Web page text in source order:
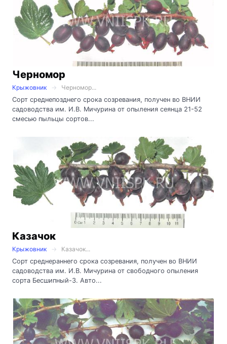
Черномор
Крыжовник
Черномор...
Сорт среднепозднего срока созревания, получен во ВНИИ
садоводства им. И.В. Мичурина от опыления сеянца 21-52
смесью пыльцы сортов...
Казачок
Крыжовник
Казачок...
Сорт среднераннего срока созревания, получен во ВНИИ
садоводства им. И.В. Мичурина от свободного опыления
сорта Бесшипный-3. Авто...